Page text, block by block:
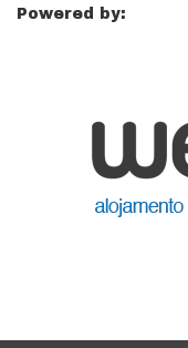
Powered by: